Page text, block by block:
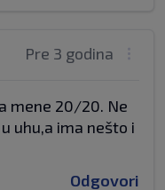
Pre 3 godina
mene 20/20. Ne
uhu,a ima nešto i
Odgovori